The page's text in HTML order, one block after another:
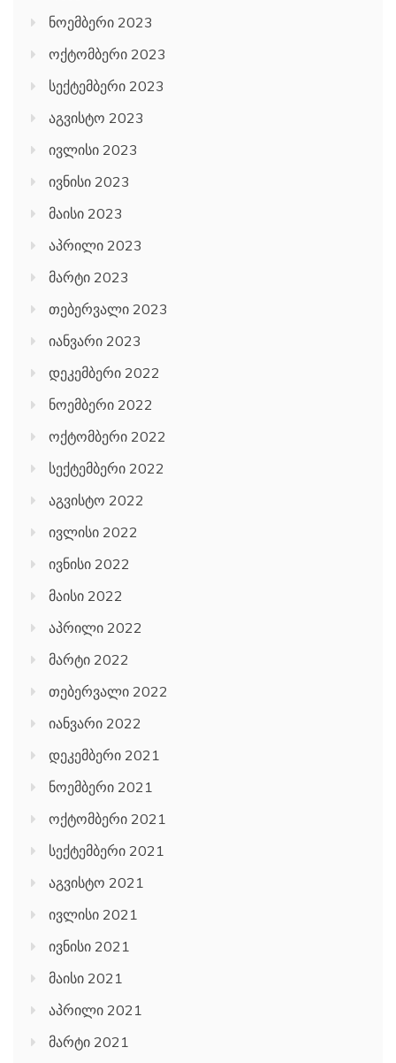
ნოემბერი 2023
ოქტომბერი 2023
სექტემბერი 2023
აგვისტო 2023
ივლისი 2023
ივნისი 2023
მაისი 2023
აპრილი 2023
მარტი 2023
თებერვალი 2023
იანვარი 2023
დეკემბერი 2022
ნოემბერი 2022
ოქტომბერი 2022
სექტემბერი 2022
აგვისტო 2022
ივლისი 2022
ივნისი 2022
მაისი 2022
აპრილი 2022
მარტი 2022
თებერვალი 2022
იანვარი 2022
დეკემბერი 2021
ნოემბერი 2021
ოქტომბერი 2021
სექტემბერი 2021
აგვისტო 2021
ივლისი 2021
ივნისი 2021
მაისი 2021
აპრილი 2021
მარტი 2021